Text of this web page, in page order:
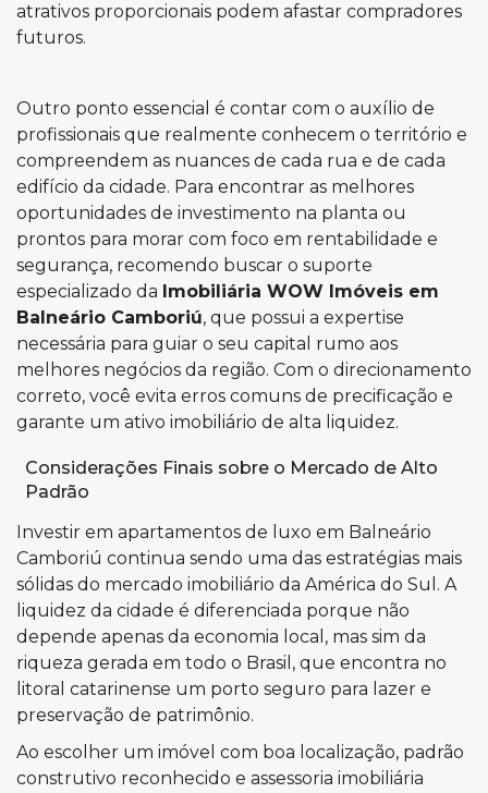
atrativos proporcionais podem afastar compradores
futuros.
Outro ponto essencial é contar com o auxílio de
profissionais que realmente conhecem o território e
compreendem as nuances de cada rua e de cada
edifício da cidade. Para encontrar as melhores
oportunidades de investimento na planta ou
prontos para morar com foco em rentabilidade e
segurança, recomendo buscar o suporte
especializado da Imobiliária WOW Imóveis em
Balneário Camboriú, que possui a expertise
necessária para guiar o seu capital rumo aos
melhores negócios da região. Com o direcionamento
correto, você evita erros comuns de precificação e
garante um ativo imobiliário de alta liquidez.
Considerações Finais sobre o Mercado de Alto
Padrão
Investir em apartamentos de luxo em Balneário
Camboriú continua sendo uma das estratégias mais
sólidas do mercado imobiliário da América do Sul. A
liquidez da cidade é diferenciada porque não
depende apenas da economia local, mas sim da
riqueza gerada em todo o Brasil, que encontra no
litoral catarinense um porto seguro para lazer e
preservação de patrimônio.
Ao escolher um imóvel com boa localização, padrão
construtivo reconhecido e assessoria imobiliária